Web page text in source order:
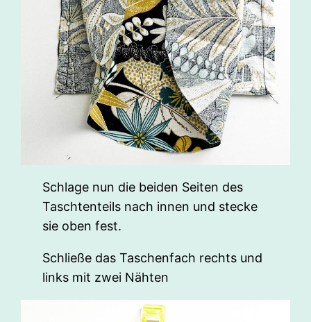
Schlage nun die beiden Seiten des
Taschtenteils nach innen und stecke
sie oben fest.
Schließe das Taschenfach rechts und
links mit zwei Nähten